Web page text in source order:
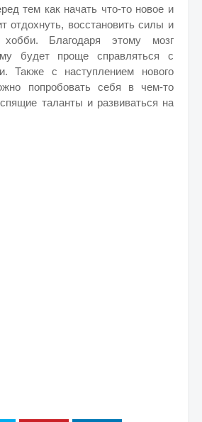
тем как начать что-то новое и
отдохнуть, восстановить силы и
Благодаря этому мозг
будет проще справляться с
Также с наступлением нового
попробовать себя в чем-то
таланты и развиваться на